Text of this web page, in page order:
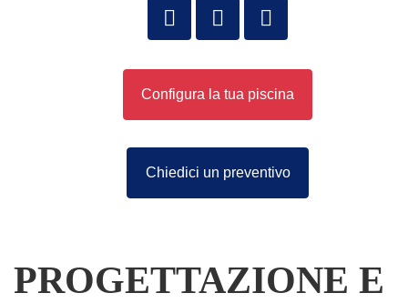
Configura la tua piscina
Chiedici un preventivo
PROGETTAZIONE E